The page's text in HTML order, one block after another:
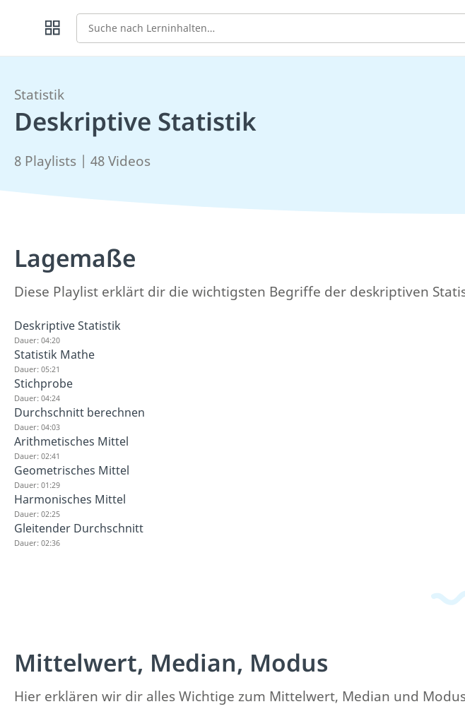
Suche
Statistik
Deskriptive Statistik
8 Playlists | 48 Videos
Lagemaße
Diese Playlist erklärt dir die wichtigsten Begriffe der deskriptiven
Deskriptive Statistik
Dauer: 04:20
Statistik Mathe
Dauer: 05:21
Stichprobe
Dauer: 04:24
Durchschnitt berechnen
Dauer: 04:03
Arithmetisches Mittel
Dauer: 02:41
Geometrisches Mittel
Dauer: 01:29
Harmonisches Mittel
Dauer: 02:25
Gleitender Durchschnitt
Dauer: 02:36
Mittelwert, Median, Modus
Hier erklären wir dir alles Wichtige zum Mittelwert, Median und